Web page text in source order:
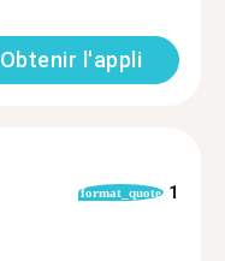
Obtenir l'appli
format_quote 1